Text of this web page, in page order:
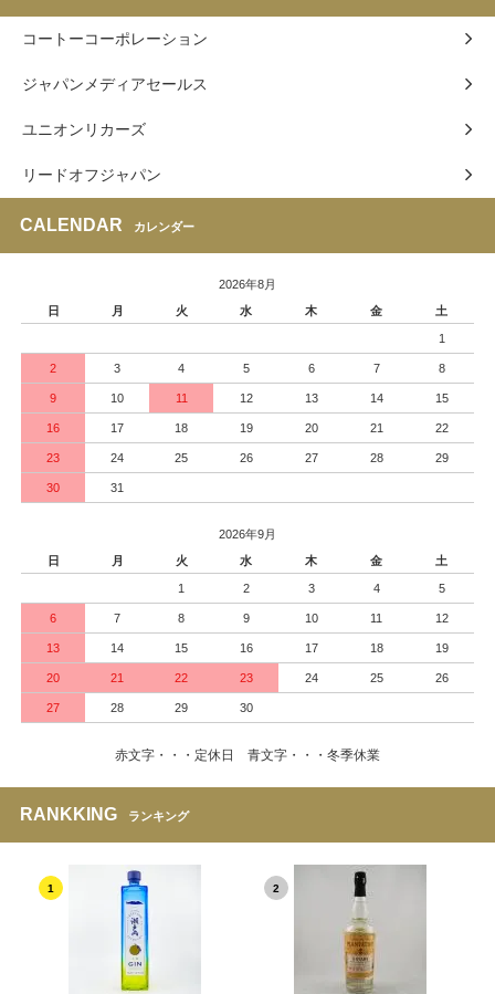
コートーコーポレーション
ジャパンメディアセールス
ユニオンリカーズ
リードオフジャパン
CALENDAR カレンダー
2026年8月
日
月 火 水 木 金 土
1
2 3 4 5 6 7 8
9 10 11 12 13 14 15
16 17 18 19 20 21 22
23 24 25 26 27 28 29
30 31
2026年9月
日
月 火 水 木 金 土
1 2 3 4 5
6 7 8 9 10 11 12
13 14 15 16 17 18 19
20 21 22 23 24 25 26
27 28 29 30
赤文字・・・定休日 青文字・・・冬季休業
RANKKING ランキング
1 2